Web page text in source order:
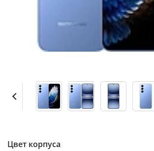
Цвет корпуса